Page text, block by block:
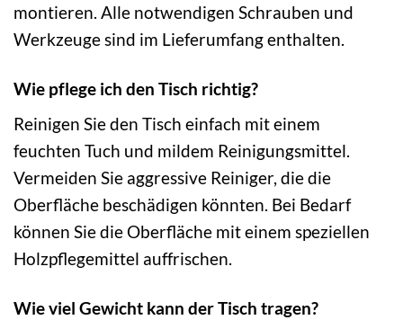
montieren. Alle notwendigen Schrauben und
Werkzeuge sind im Lieferumfang enthalten.
Wie pflege ich den Tisch richtig?
Reinigen Sie den Tisch einfach mit einem
feuchten Tuch und mildem Reinigungsmittel.
Vermeiden Sie aggressive Reiniger, die die
Oberfläche beschädigen könnten. Bei Bedarf
können Sie die Oberfläche mit einem speziellen
Holzpflegemittel auffrischen.
Wie viel Gewicht kann der Tisch tragen?